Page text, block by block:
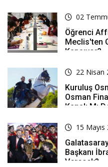
02
Öğrenci
Meclis'ten
Kapsıyor?
22 Nisan
Kuruluş
Osman
Kanalı Mı
15
Başkanı
Verecek?